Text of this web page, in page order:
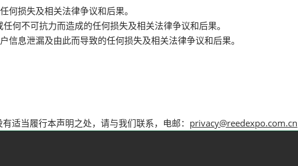
何损失及相关法律争议和后果。
何不可抗力而造成的任何损失及相关法律争议和后果。
息泄漏及由此而导致的任何损失及相关法律争议和后果。
适当履行本声明之处，请与我们联系，电邮： privacy@reedexpo.com.cn